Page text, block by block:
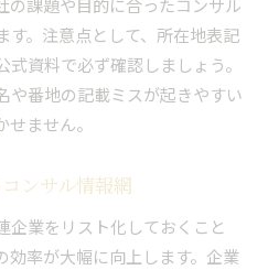
の課題や目的に合ったコンサル
す。注意点として、所在地表記
資料で必ず確認しましょう。
や番地の記載ミスが起きやすい
ません。
ンサル情報網
企業をリスト化しておくこと
効率が大幅に向上します。企業